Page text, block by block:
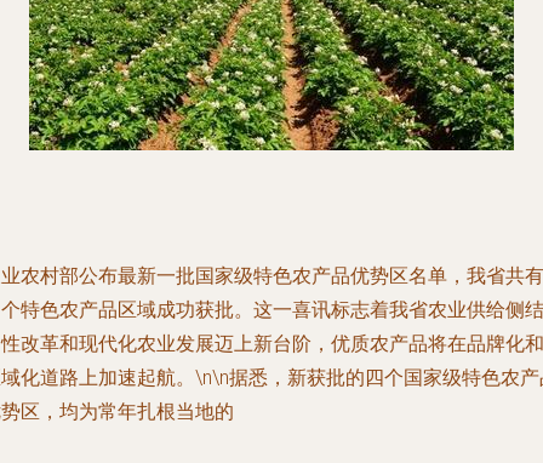
农村部公布最新一批国家级特色农产品优势区名单，我省共有
特色农产品区域成功获批。这一喜讯标志着我省农业供给侧结
改革和现代化农业发展迈上新台阶，优质农产品将在品牌化和
化道路上加速起航。\n\n据悉，新获批的四个国家级特色农
区，均为常年扎根当地的